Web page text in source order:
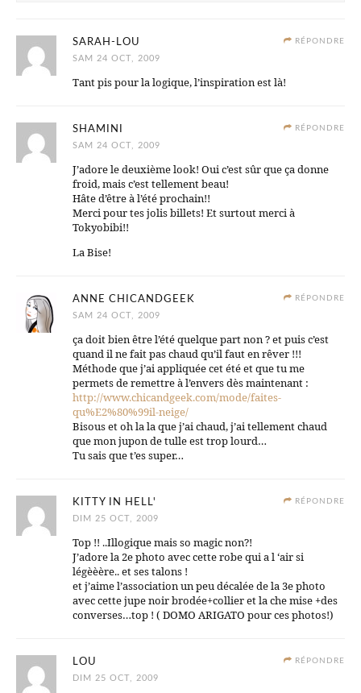
RÉPONDRE
SARAH-LOU
SAM 24 OCT, 2009
Tant pis pour la logique, l’inspiration est là!
RÉPONDRE
SHAMINI
SAM 24 OCT, 2009
J’adore le deuxième look! Oui c’est sûr que ça donne
froid, mais c’est tellement beau!
Hâte d’être à l’été prochain!!
Merci pour tes jolis billets! Et surtout merci à
Tokyobibi!!
La Bise!
RÉPONDRE
ANNE CHICANDGEEK
SAM 24 OCT, 2009
ça doit bien être l’été quelque part non ? et puis c’est
quand il ne fait pas chaud qu’il faut en rêver !!!
Méthode que j’ai appliquée cet été et que tu me
permets de remettre à l’envers dès maintenant :
http://www.chicandgeek.com/mode/faites-
qu%E2%80%99il-neige/
Bisous et oh la la que j’ai chaud, j’ai tellement chaud
que mon jupon de tulle est trop lourd…
Tu sais que t’es super…
RÉPONDRE
KITTY IN HELL'
DIM 25 OCT, 2009
Top !! ..Illogique mais so magic non?!
J’adore la 2e photo avec cette robe qui a l ‘air si
légèèère.. et ses talons !
et j’aime l’association un peu décalée de la 3e photo
avec cette jupe noir brodée+collier et la che mise +des
converses…top ! ( DOMO ARIGATO pour ces photos!)
RÉPONDRE
LOU
DIM 25 OCT, 2009